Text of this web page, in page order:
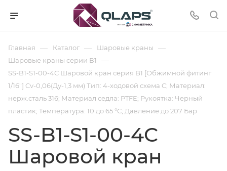
Главная — Каталог — Шаровые краны —
Шаровые краны серии В1 —
SS-B1-S1-00-4C Шаровой кран серия B1 [Обжимной фитинг
1/16"] Cv-0,06(Ду-1,3 мм) Тип: 4-ходовой схема C; Материал:
нерж.сталь 316; Материал седла: PTFE; Рукоятка: Черный
пластик; Температура: 10 до 65 °C; Давление до 207 Бар
SS-B1-S1-00-4C
Шаровой кран